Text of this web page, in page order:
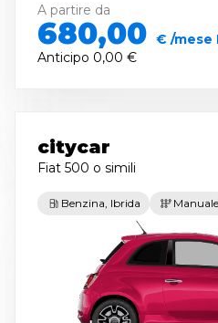
A partire da
680,00 € /mese
Anticipo 0,00 €
citycar
Fiat 500 o simili
Benzina, Ibrida Manuale